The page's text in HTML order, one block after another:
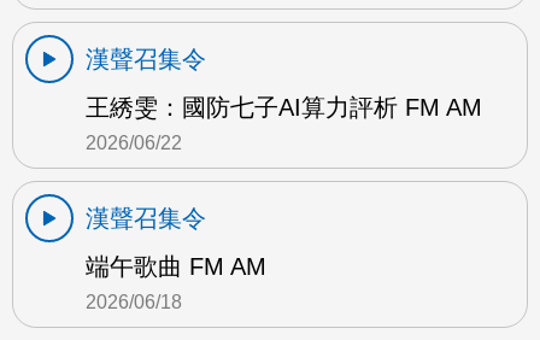
漢聲召集令
王綉雯：國防七子AI算力評析 FM AM
2026/06/22
漢聲召集令
端午歌曲 FM AM
2026/06/18